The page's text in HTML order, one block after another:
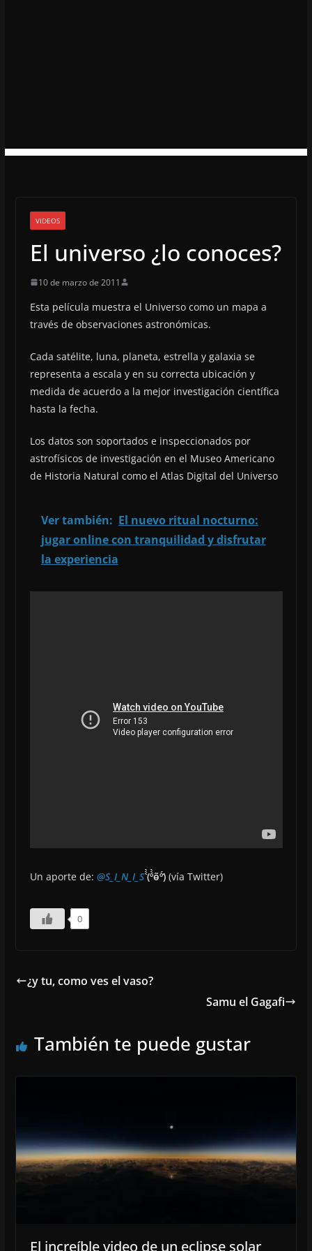
VIDEOS
El universo ¿lo conoces?
10 de marzo de 2011
Esta película muestra el Universo como un mapa a
través de observaciones astronómicas.
Cada satélite, luna, planeta, estrella y galaxia se
representa a escala y en su correcta ubicación y
medida de acuerdo a la mejor investigación científica
hasta la fecha.
Los datos son soportados e inspeccionados por
astrofísicos de investigación en el Museo Americano
de Historia Natural como el Atlas Digital del Universo
Ver también: El nuevo ritual nocturno:
jugar online con tranquilidad y disfrutar
la experiencia
Un aporte de: @S_I_N_I_S (̀̀̀º̀̀ө̃º́)́ (vía Twitter)
0
¿y tu, como ves el vaso?
Samu el Gagafi
También te puede gustar
El increíble video de un eclipse solar